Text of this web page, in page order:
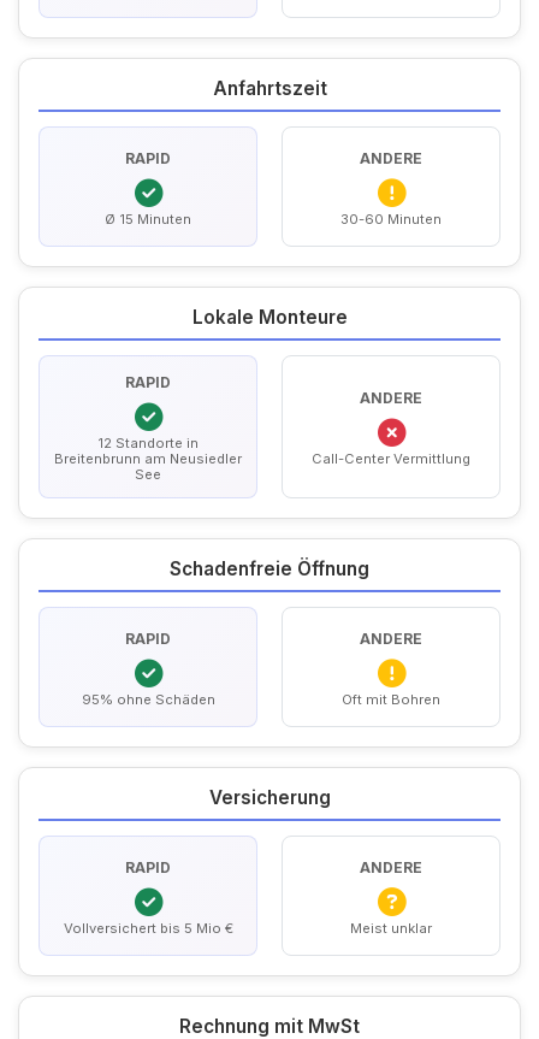
Anfahrtszeit
RAPID
Ø 15 Minuten
ANDERE
30-60 Minuten
Lokale Monteure
RAPID
12 Standorte in
Breitenbrunn am Neusiedler
See
ANDERE
Call-Center Vermittlung
Schadenfreie Öffnung
RAPID
95% ohne Schäden
ANDERE
Oft mit Bohren
Versicherung
RAPID
Vollversichert bis 5 Mio €
ANDERE
Meist unklar
Rechnung mit MwSt